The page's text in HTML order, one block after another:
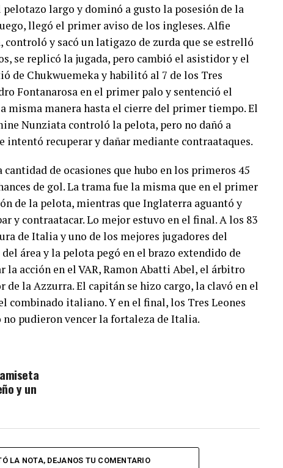
largo y dominó a gusto la posesión de la
llegó el primer aviso de los ingleses. Alfie
controló y sacó un latigazo de zurda que se estrelló
se replicó la jugada, pero cambió el asistidor y el
de Chukwuemeka y habilitó al 7 de los Tres
Fontanarosa en el primer palo y sentenció el
misma manera hasta el cierre del primer tiempo. El
Nunziata controló la pelota, pero no dañó a
intentó recuperar y dañar mediante contraataques.
de ocasiones que hubo en los primeros 45
de gol. La trama fue la misma que en el primer
de la pelota, mientras que Inglaterra aguantó y
y contraatacar. Lo mejor estuvo en el final. A los 83
de Italia y uno de los mejores jugadores del
área y la pelota pegó en el brazo extendido de
la acción en el VAR, Ramon Abatti Abel, el árbitro
de la Azzurra. El capitán se hizo cargo, la clavó en el
combinado italiano. Y en el final, los Tres Leones
no pudieron vencer la fortaleza de Italia.
y un
LA NOTA, DEJANOS TU COMENTARIO